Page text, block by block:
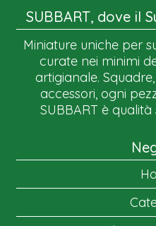
SUBBART, dove il
Miniature uniche per
curate nei minimi
artigianale.
accessori, ogni
SUBBART è